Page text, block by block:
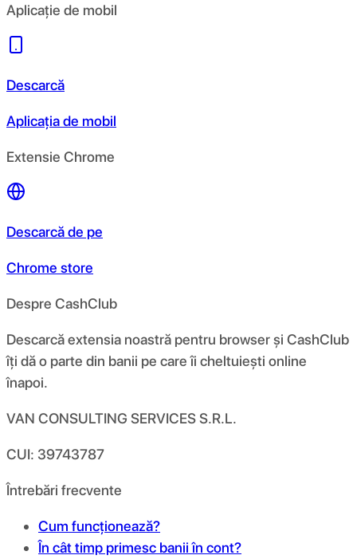
Aplicație de mobil
Descarcă
Aplicația de mobil
Extensie Chrome
Descarcă de pe
Chrome store
Despre CashClub
Descarcă extensia noastră pentru browser și CashClub
îți dă o parte din banii pe care îi cheltuiești online
înapoi.
VAN CONSULTING SERVICES S.R.L.
CUI: 39743787
Întrebări frecvente
Cum funcționează?
În cât timp primesc banii în cont?